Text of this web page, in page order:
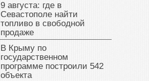
9 августа: где в
Севастополе найти
топливо в свободной
продаже
В Крыму по
государственном
программе построили 542
объекта